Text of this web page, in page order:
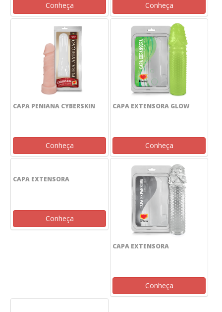
Conheça Conheça
CAPA PENIANA CYBERSKIN
Conheça
CAPA EXTENSORA GLOW
Conheça
CAPA EXTENSORA
Conheça
CAPA EXTENSORA
Conheça